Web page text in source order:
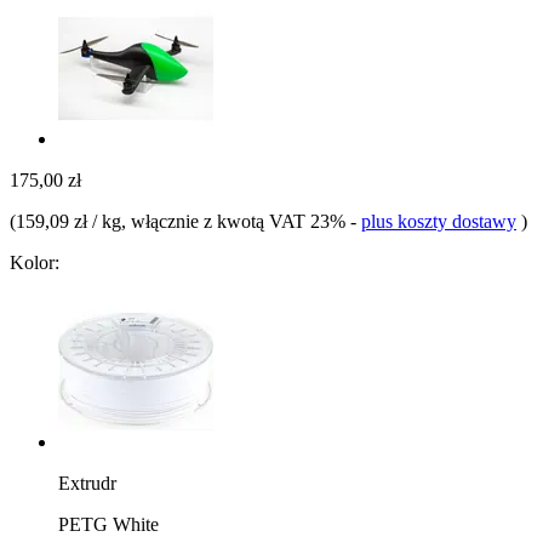
175,00 zł
(159,09 zł / kg, włącznie z kwotą VAT 23% - plus koszty dostawy )
Kolor:
Extrudr
PETG White